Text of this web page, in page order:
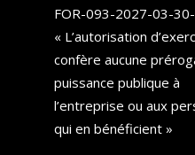
FOR-093-2027-03-
« L’autorisation
confère aucune
puissance publique à
l’entreprise ou aux
qui en bénéficient »